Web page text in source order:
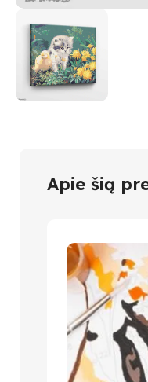
Apie šią